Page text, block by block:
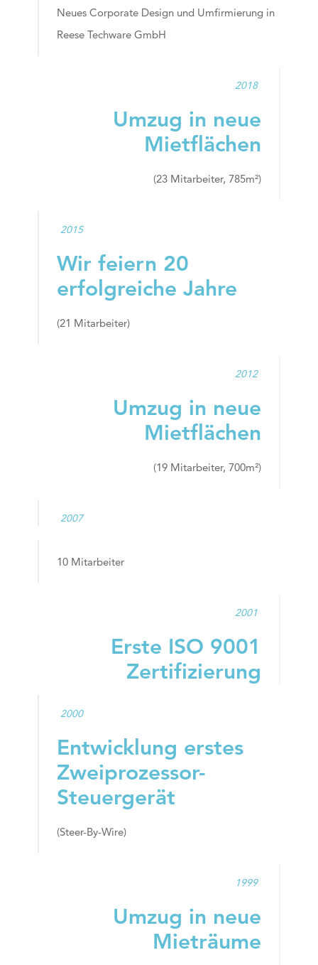
Neues Corporate Design und Umfirmierung in
Reese Techware GmbH
2018
Umzug in neue
Mietflächen
(23 Mitarbeiter, 785m²)
2015
Wir feiern 20
erfolgreiche Jahre
(21 Mitarbeiter)
2012
Umzug in neue
Mietflächen
(19 Mitarbeiter, 700m²)
2007
10 Mitarbeiter
2001
Erste ISO 9001
Zertifizierung
2000
Entwicklung erstes
Zweiprozessor-
Steuergerät
(Steer-By-Wire)
1999
Umzug in neue
Mieträume